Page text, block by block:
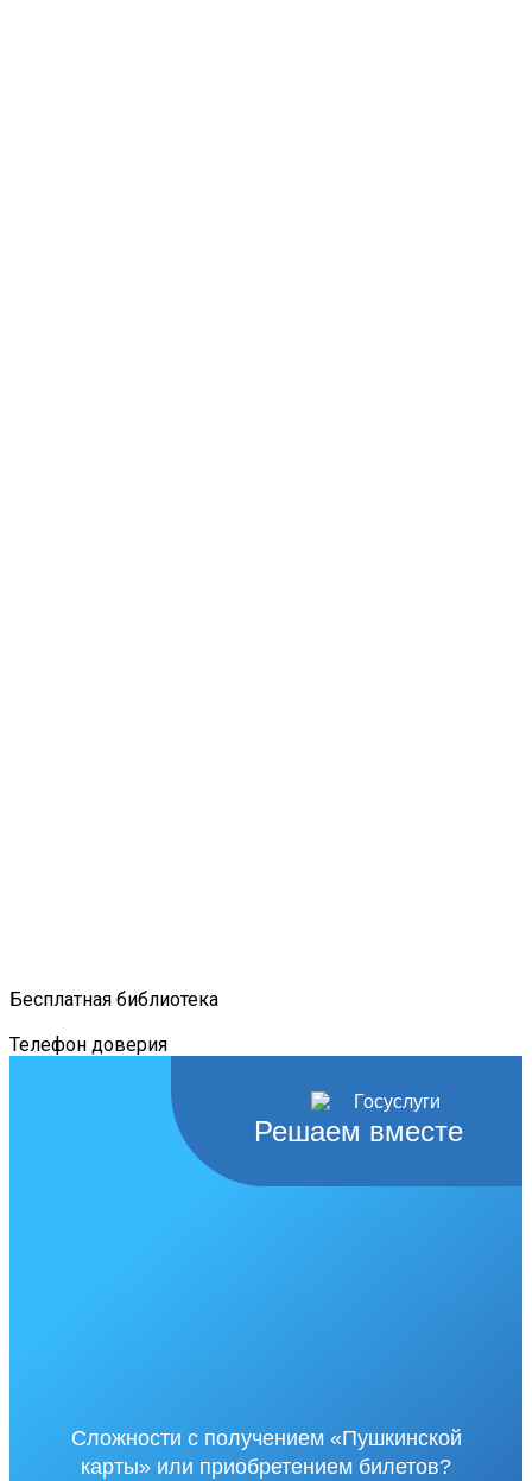
Бесплатная библиотека
Телефон доверия
Решаем вместе
Сложности с получением «Пушкинской
карты» или приобретением билетов?